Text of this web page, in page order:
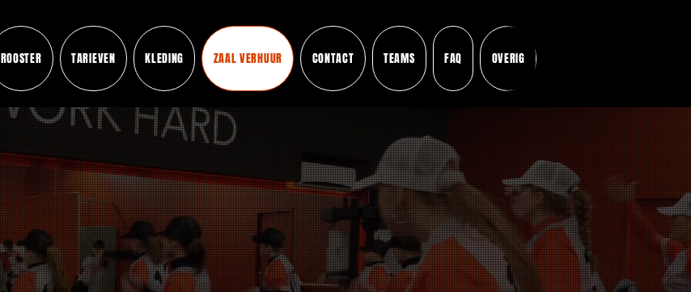
ROOSTER TARIEVEN KLEDING ZAAL VERHUUR CONTACT TEAMS FAQ OVERIG